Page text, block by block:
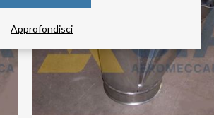
Approfondisci